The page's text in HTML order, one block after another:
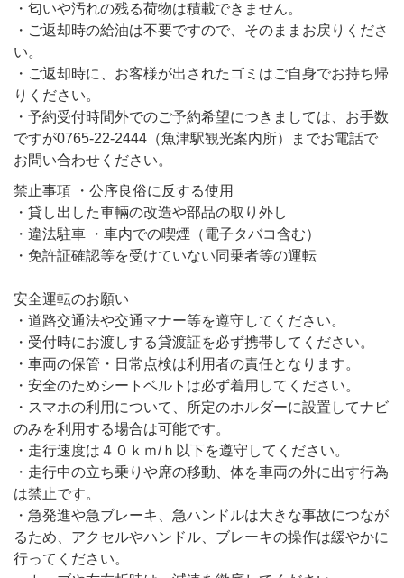
・匂いや汚れの残る荷物は積載できません。
・ご返却時の給油は不要ですので、そのままお戻りくださ
い。
・ご返却時に、お客様が出されたゴミはご自身でお持ち帰
りください。
・予約受付時間外でのご予約希望につきましては、お手数
ですが0765-22-2444（魚津駅観光案内所）までお電話で
お問い合わせください。
禁止事項 ・公序良俗に反する使用
・貸し出した車輛の改造や部品の取り外し
・違法駐車 ・車内での喫煙（電子タバコ含む）
・免許証確認等を受けていない同乗者等の運転
安全運転のお願い
・道路交通法や交通マナー等を遵守してください。
・受付時にお渡しする貸渡証を必ず携帯してください。
・車両の保管・日常点検は利用者の責任となります。
・安全のためシートベルトは必ず着用してください。
・スマホの利用について、所定のホルダーに設置してナビ
のみを利用する場合は可能です。
・走行速度は４０ｋｍ/ｈ以下を遵守してください。
・走行中の立ち乗りや席の移動、体を車両の外に出す行為
は禁止です。
・急発進や急ブレーキ、急ハンドルは大きな事故につなが
るため、アクセルやハンドル、ブレーキの操作は緩やかに
行ってください。